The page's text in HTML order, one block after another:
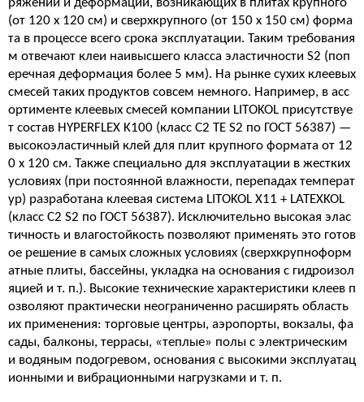
ряжений и деформаций, возникающих в плитах крупного
(от 120 х 120 см) и сверхкрупного (от 150 х 150 см) форма
та в процессе всего срока эксплуатации. Таким требования
м отвечают клеи наивысшего класса эластичности S2 (поп
еречная деформация более 5 мм). На рынке сухих клеевых
смесей таких продуктов совсем немного. Например, в асс
ортименте клеевых смесей компании LITOKOL присутствуе
т состав HYPERFLEX K100 (класс C2 TЕ S2 по ГОСТ 56387) —
высокоэластичный клей для плит крупного формата от 12
0 х 120 см. Также специально для эксплуатации в жестких
условиях (при постоянной влажности, перепадах температ
ур) разработана клеевая система LITOKOL X11 + LATEXKOL
(класс C2 S2 по ГОСТ 56387). Исключительно высокая элас
тичность и влагостойкость позволяют применять это готов
ое решение в самых сложных условиях (сверхкрупноформ
атные плиты, бассейны, укладка на основания с гидроизол
яцией и т. п.). Высокие технические характеристики клеев п
озволяют практически неограниченно расширять область
их применения: торговые центры, аэропорты, вокзалы, фа
сады, балконы, террасы, «теплые» полы с электрическим
и водяным подогревом, основания с высокими эксплуатац
ионными и вибрационными нагрузками и т. п.